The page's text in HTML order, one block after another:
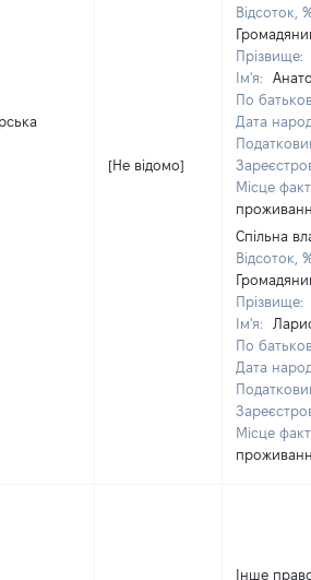
[Не відомо]
Відсоток,
Прізвище:
Ім'я:
По
Дата
Місце
Спільна
Відсоток,
Прізвище:
Ім'я:
По
Дата
Місце
Інше